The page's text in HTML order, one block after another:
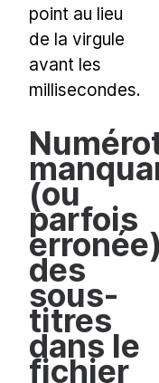
point au lieu
de la virgule
avant les
millisecondes.
(ou
parfois
des
sous-
titres
dans le
fichier